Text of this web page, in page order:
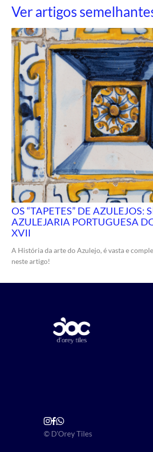
Ver artigos
OS “TAPETES” DE AZULEJOS:
AZULEJARIA PORTUGUESA
XVII
A História da arte do Azulejo, é vasta e
neste artigo!
© D’Orey Tiles